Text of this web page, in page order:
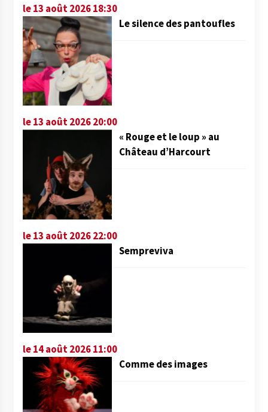
le 13 août 2026 18:30
Le silence des pantoufles
le 13 août 2026 20:00
« Rouge et le loup » au
Château d’Harcourt
le 13 août 2026 22:00
Sempreviva
le 14 août 2026 11:00
Comme des images